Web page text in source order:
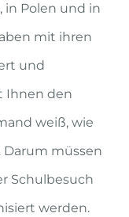
in Polen und in
mit ihren
und
Ihnen den
weiß, wie
Darum müssen
Schulbesuch
werden.